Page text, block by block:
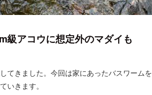
級アコウに想定外のマダイも
てきました。今回は家にあったバスワームを
いきます。